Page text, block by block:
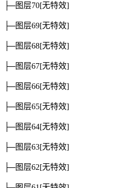
├─图层70[无特效]
├─图层69[无特效]
├─图层68[无特效]
├─图层67[无特效]
├─图层66[无特效]
├─图层65[无特效]
├─图层64[无特效]
├─图层63[无特效]
├─图层62[无特效]